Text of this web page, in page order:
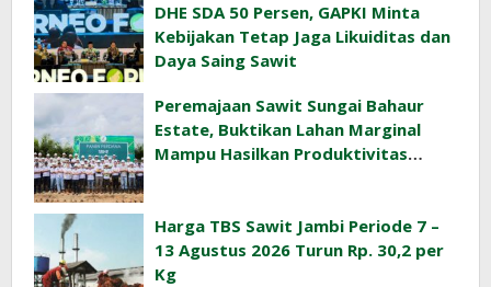
DHE SDA 50 Persen, GAPKI Minta
Kebijakan Tetap Jaga Likuiditas dan
Daya Saing Sawit
Peremajaan Sawit Sungai Bahaur
Estate, Buktikan Lahan Marginal
Mampu Hasilkan Produktivitas
Harga TBS Sawit Jambi Periode 7 –
13 Agustus 2026 Turun Rp. 30,2 per
Kg